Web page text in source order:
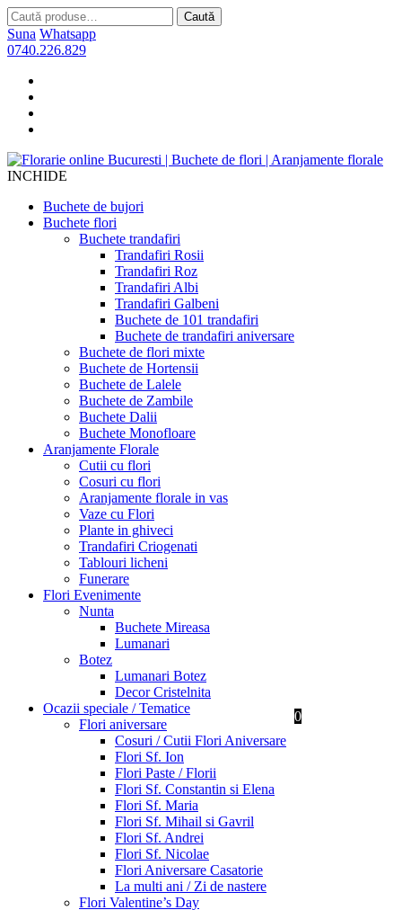
Caută
după:
Caută
Suna Whatsapp
0740.226.829
INCHIDE
Buchete de bujori
Buchete flori
Buchete trandafiri
Trandafiri Rosii
Trandafiri Roz
Trandafiri Albi
Trandafiri Galbeni
Buchete de 101 trandafiri
Buchete de trandafiri aniversare
Buchete de flori mixte
Buchete de Hortensii
Buchete de Lalele
Buchete de Zambile
Buchete Dalii
Buchete Monofloare
Aranjamente Florale
Cutii cu flori
Cosuri cu flori
Aranjamente florale in vas
Vaze cu Flori
Plante in ghiveci
Trandafiri Criogenati
Tablouri licheni
Funerare
Flori Evenimente
Nunta
Buchete Mireasa
Lumanari
Botez
Lumanari Botez
Decor Cristelnita
Ocazii speciale / Tematice
Flori aniversare
Cosuri / Cutii Flori Aniversare
Flori Sf. Ion
Flori Paste / Florii
Flori Sf. Constantin si Elena
Flori Sf. Maria
Flori Sf. Mihail si Gavril
Flori Sf. Andrei
Flori Sf. Nicolae
Flori Aniversare Casatorie
La multi ani / Zi de nastere
Flori Valentine’s Day
0